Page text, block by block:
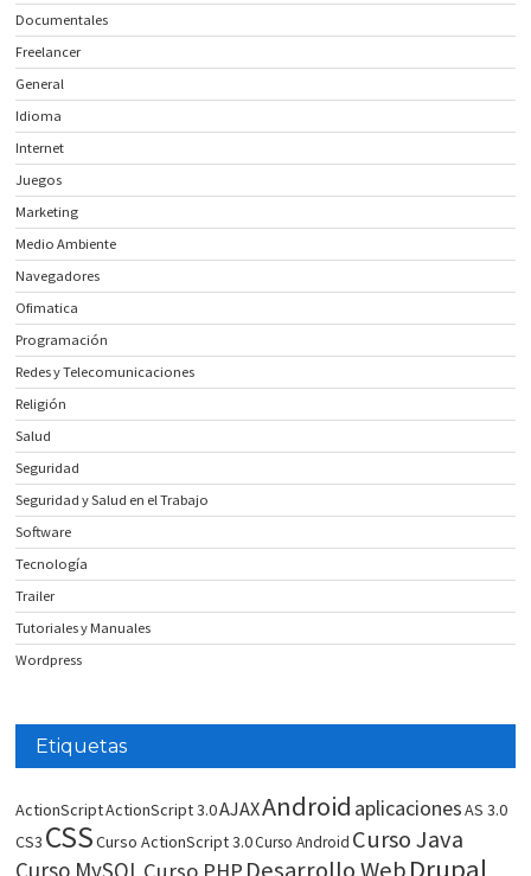
Documentales
Freelancer
General
Idioma
Internet
Juegos
Marketing
Medio Ambiente
Navegadores
Ofimatica
Programación
Redes y Telecomunicaciones
Religión
Salud
Seguridad
Seguridad y Salud en el Trabajo
Software
Tecnología
Trailer
Tutoriales y Manuales
Wordpress
Etiquetas
ActionScriptActionScript 3.0AJAXAndroid aplicacionesAS 3.0
CS3 CSSCurso ActionScript 3.0Curso Android Curso Java